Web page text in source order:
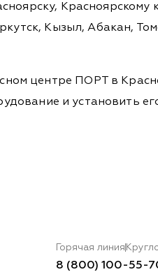
Красноярскому
Кызыл, Абакан,
центре ПОРТ в
и установить
Горячая линия
8 (800) 100-55-